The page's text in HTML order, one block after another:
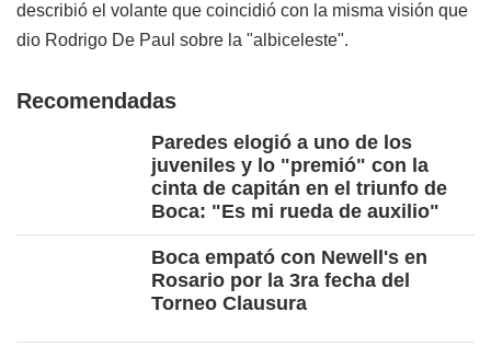
describió el volante que coincidió con la misma visión que
dio Rodrigo De Paul sobre la "albiceleste".
Recomendadas
Paredes elogió a uno de los
juveniles y lo "premió" con la
cinta de capitán en el triunfo de
Boca: "Es mi rueda de auxilio"
Boca empató con Newell's en
Rosario por la 3ra fecha del
Torneo Clausura